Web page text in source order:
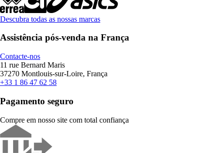
Descubra todas as nossas marcas
Assistência pós-venda na França
Contacte-nos
11 rue Bernard Maris
37270 Montlouis-sur-Loire, França
+33 1 86 47 62 58
Pagamento seguro
Compre em nosso site com total confiança